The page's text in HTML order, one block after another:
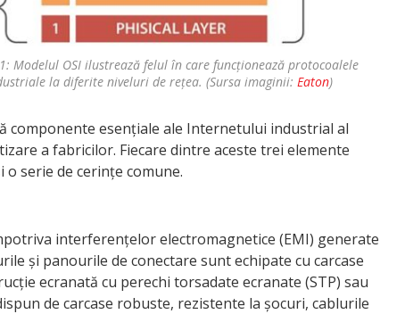
Modelul OSI ilustrează felul în care funcționează protocoalele
la diferite niveluri de rețea. (Sursa imaginii: Eaton)
componente esențiale ale Internetului industrial al
a fabricilor. Fiecare dintre aceste trei elemente
serie de cerințe comune.
interferențelor electromagnetice (EMI) generate
și panourile de conectare sunt echipate cu carcase
ecranată cu perechi torsadate ecranate (STP) sau
de carcase robuste, rezistente la șocuri, cablurile